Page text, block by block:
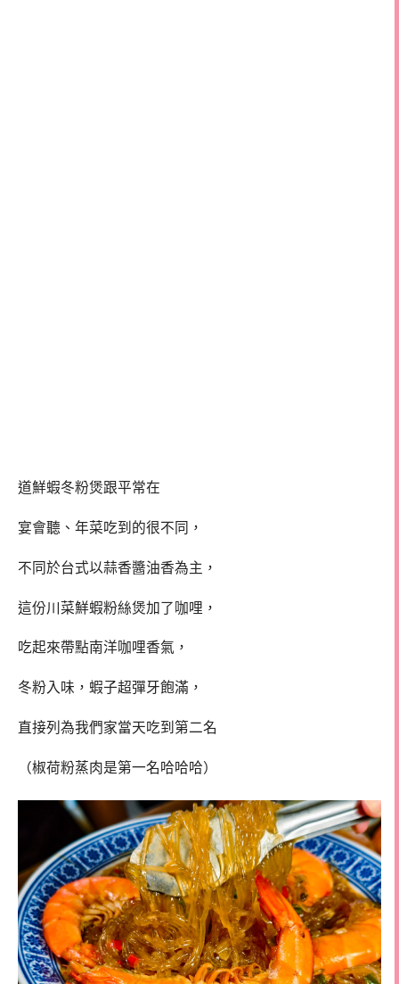
道鮮蝦冬粉煲跟平常在
宴會聽、年菜吃到的很不同，
不同於台式以蒜香醬油香為主，
這份川菜鮮蝦粉絲煲加了咖哩，
吃起來帶點南洋咖哩香氣，
冬粉入味，蝦子超彈牙飽滿，
直接列為我們家當天吃到第二名
（椒荷粉蒸肉是第一名哈哈哈）